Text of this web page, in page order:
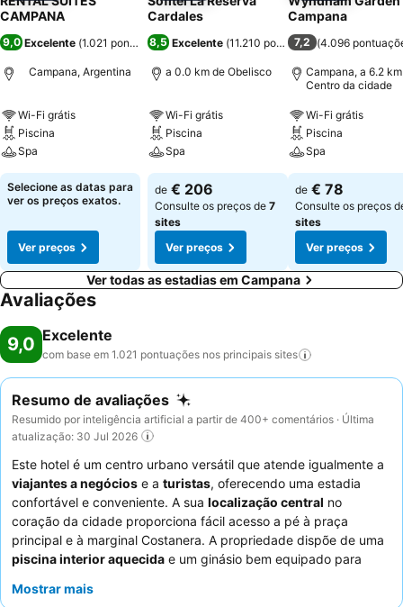
CAMPANA
9,0 Excelente (1.021 pontuações )
Campana, Argentina
Wi-Fi grátis
Piscina
Spa
Selecione as datas para
ver os preços exatos.
Ver preços
Cardales
8,5 Excelente (11.210 pontuações)
a 0.0 km de Obelisco
Wi-Fi grátis
Piscina
Spa
de € 206
Consulte os preços de 7
sites
Ver preços
Campana
7,2 (4.096
Campana, a 6.2
Centro da cidade
Wi-Fi grátis
Piscina
Spa
de € 78
Consulte os preços
sites
Ver preços
Ver todas as estadias em Campana
Avaliações
9,0 Excelente
com base em 1.021 pontuações nos principais sites
Resumo de avaliações
Resumido por inteligência artificial a partir de 400+ comentários · Última
atualização: 30 Jul 2026
Este hotel é um centro urbano versátil que atende igualmente a
viajantes a negócios e a turistas, oferecendo uma estadia
confortável e conveniente. A sua localização central no
coração da cidade proporciona fácil acesso a pé à praça
principal e à marginal Costanera. A propriedade dispõe de uma
piscina interior aquecida e um ginásio bem equipado para
consistentemente o
Mostrar mais